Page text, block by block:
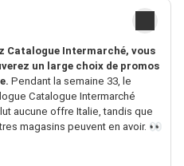
Catalogue Intermarché, vous
un large choix de promos
Pendant la semaine 33, le
Catalogue Intermarché
aucune offre Italie, tandis que
magasins peuvent en avoir. 👀